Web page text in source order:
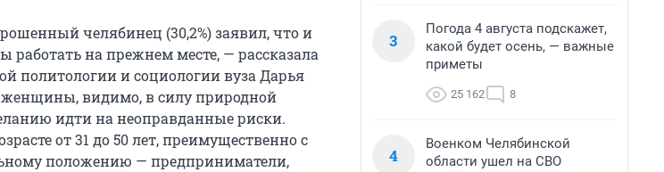
челябинец (30,2%) заявил, что и
работать на прежнем месте, — рассказала
политологии и социологии вуза Дарья
видимо, в силу природной
идти на неоправданные риски.
от 31 до 50 лет, преимущественно с
положению — предприниматели,
3
Погода 4 августа подскажет,
какой будет осень, — важные
приметы
25 162 8
4
Военком Челябинской
области ушел на СВО